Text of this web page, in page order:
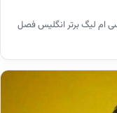
ام لیگ برتر انگلیس فصل